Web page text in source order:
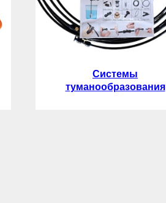
Системы
туманообразования